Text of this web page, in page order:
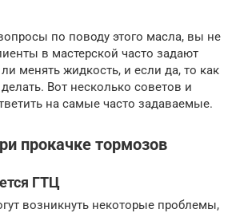
по поводу этого масла, вы не
в мастерской часто задают
менять жидкость, и если да, то как
Вот несколько советов и
на самые часто задаваемые.
прокачке тормозов
ГТЦ
возникнуть некоторые проблемы,